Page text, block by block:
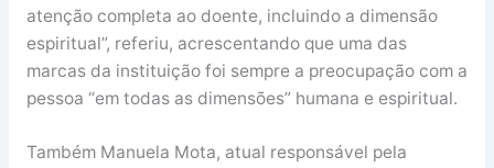
atenção completa ao doente, incluindo a dimensão
espiritual”, referiu, acrescentando que uma das
marcas da instituição foi sempre a preocupação com a
pessoa “em todas as dimensões” humana e espiritual.
Também Manuela Mota, atual responsável pela